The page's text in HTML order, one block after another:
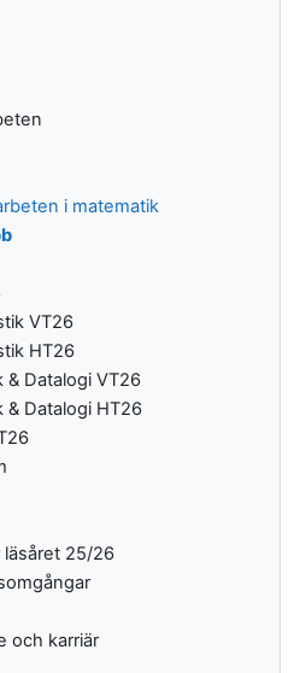
i matematik
VT26
HT26
Datalogi VT26
Datalogi HT26
25/26
och karriär